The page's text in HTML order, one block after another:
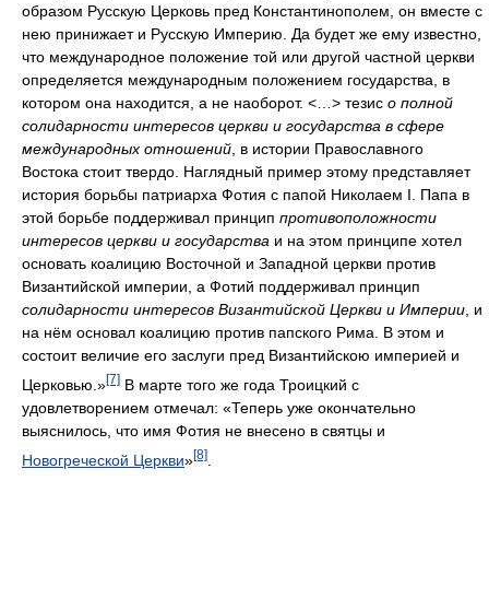
образом Русскую Церковь пред Константинополем, он вместе с
нею принижает и Русскую Империю. Да будет же ему известно,
что международное положение той или другой частной церкви
определяется международным положением государства, в
котором она находится, а не наоборот. <…> тезис о полной
солидарности интересов церкви и государства в сфере
международных отношений , в истории Православного
Востока стоит твердо. Наглядный пример этому представляет
история борьбы патриарха Фотия с папой Николаем I. Папа в
этой борьбе поддерживал принцип противоположности
интересов церкви и государства и на этом принципе хотел
основать коалицию Восточной и Западной церкви против
Византийской империи, а Фотий поддерживал принцип
солидарности интересов Византийской Церкви и Империи , и
на нём основал коалицию против папского Рима. В этом и
состоит величие его заслуги пред Византийскою империей и
Церковью.»[7] В марте того же года Троицкий с
удовлетворением отмечал: «Теперь уже окончательно
выяснилось, что имя Фотия не внесено в святцы и
Новогреческой Церкви»[8]